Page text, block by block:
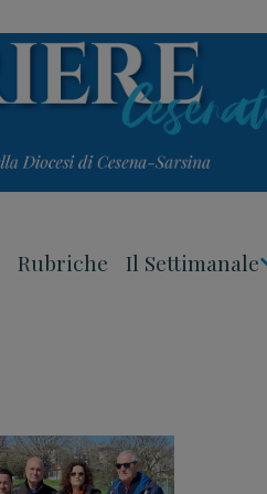
Rubriche Il Settimanale